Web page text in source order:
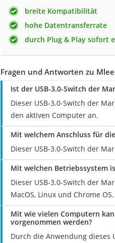
breite Kompatibilität
hohe Datentransferrate
durch Plug & Play sofort
Fragen und Antworten zu
Ist der USB-3.0-Switch der
Dieser USB-3.0-Switch der
den aktiven Computer an.
Mit welchem Anschluss für
Dieser USB-3.0-Switch der
Mit welchen Betriebssystem
Dieser USB-3.0-Switch der
MacOS, Linux und Chrome OS.
Mit wie vielen Computern
vorgenommen werden?
Durch die Anwendung dieses